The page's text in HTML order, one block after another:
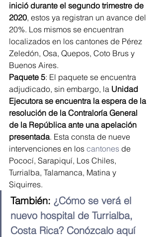
inició durante el segundo trimestre de
2020, estos ya registran un avance del
20%. Los mismos se encuentran
localizados en los cantones de Pérez
Zeledón, Osa, Quepos, Coto Brus y
Buenos Aires.
Paquete 5: El paquete se encuentra
adjudicado, sin embargo, la Unidad
Ejecutora se encuentra la espera de la
resolución de la Contraloría General
de la República ante una apelación
presentada. Esta consta de nueve
intervenciones en los cantones de
Pococí, Sarapiquí, Los Chiles,
Turrialba, Talamanca, Matina y
Siquirres.
También: ¿Cómo se verá el
nuevo hospital de Turrialba,
Costa Rica? Conózcalo aquí